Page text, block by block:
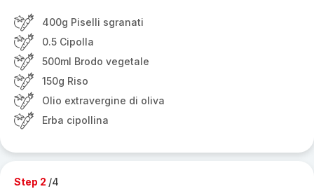
400g Piselli sgranati
0.5 Cipolla
500ml Brodo vegetale
150g Riso
Olio extravergine di oliva
Erba cipollina
Step 2 /4